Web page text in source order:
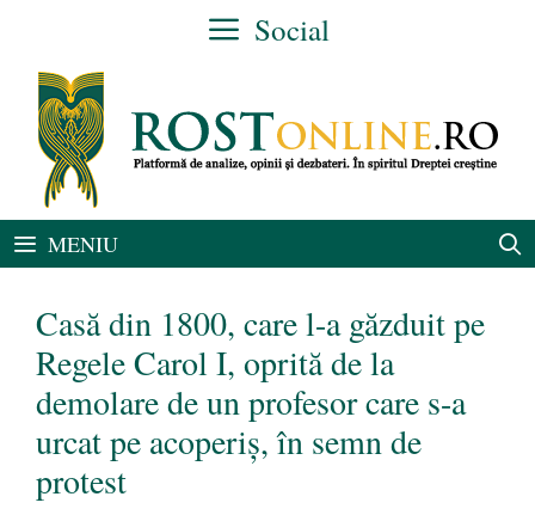
conținut
Social
MENIU
Casă din 1800, care l-a găzduit pe
Regele Carol I, oprită de la
demolare de un profesor care s-a
urcat pe acoperiș, în semn de
protest